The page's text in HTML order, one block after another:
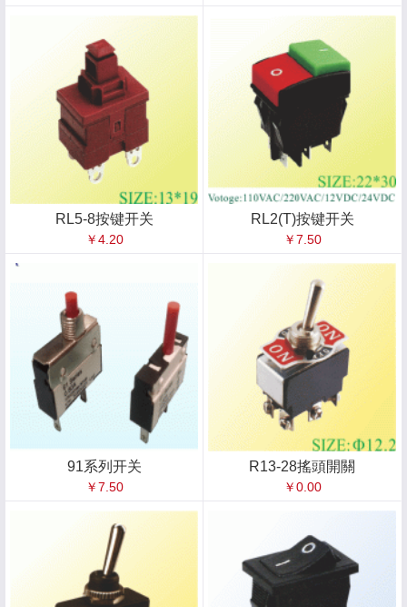
RL5-8按键开关
￥4.20
RL2(T)按键开关
￥7.50
91系列开关
￥7.50
R13-28搖頭開關
￥0.00